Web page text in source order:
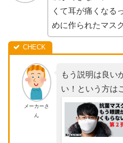
くて耳が痛くなる
めに作られたマス
メーカーさ
ん
もう説明は良い
い！という方は